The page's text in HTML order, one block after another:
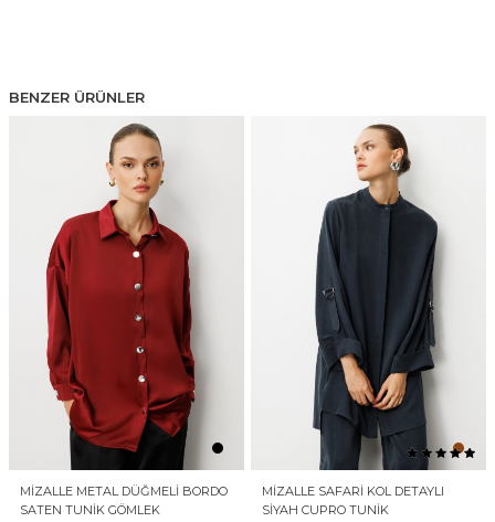
BENZER ÜRÜNLER
MIZALLE METAL DÜĞMELI BORDO
SATEN TUNIK GÖMLEK
MIZALLE SAFARI KOL DETAYLI
SIYAH CUPRO TUNIK